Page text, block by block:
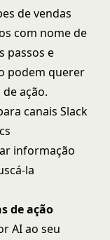
de vendas
com nome de
passos e
podem querer
ação.
canais Slack
informação
la
de ação
AI ao seu